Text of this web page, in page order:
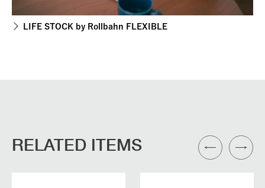
LIFE STOCK by Rollbahn FLEXIBLE
RELATED ITEMS